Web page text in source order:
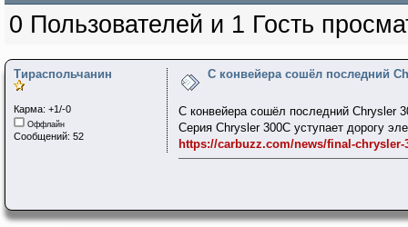
0 Пользователей и 1 Гость
Тираспольчанин
Карма: +1/-0
Оффлайн
Сообщений: 52
С конвейера сошёл последний
С конвейера сошёл последний Chrysler
Серия Chrysler 300C уступает дорогу
https://carbuzz.com/news/final-